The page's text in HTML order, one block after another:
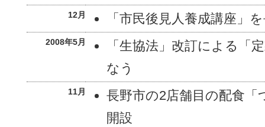
12月 「市民後見人養成講座」
2008年5月
「生協法」改訂による「
なう
11月
長野市の2店舗目の配食「
開設